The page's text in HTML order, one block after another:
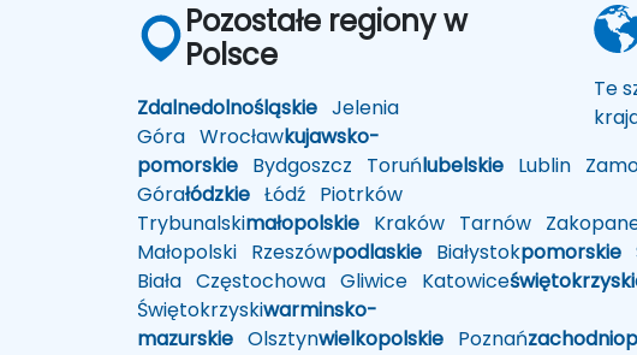
Pozostałe regiony w
Polsce
Zdalnedolnośląskie Jelenia
Góra Wrocławkujawsko-
pomorskie Bydgoszcz Toruńlubelskie Lublin
Górałódzkie Łódź Piotrków
Trybunalskimałopolskie Kraków Tarnów
Małopolski Rzeszówpodlaskie Białystokpomorskie
Biała Częstochowa Gliwice Katowice
Świętokrzyskiwarminsko-
mazurskie Olsztynwielkopolskie Poznań
Te